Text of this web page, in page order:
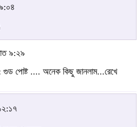
৯:২৯
গুড পোষ্ট .... অনেক কিছু জানলাম...রেখে